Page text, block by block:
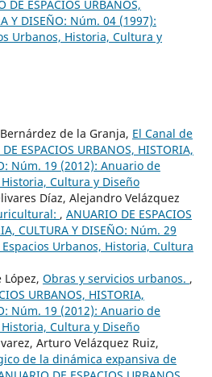
DE ESPACIOS URBANOS,
Y DISEÑO: Núm. 04 (1997):
Urbanos, Historia, Cultura y
de la Granja, El Canal de
ESPACIOS URBANOS, HISTORIA,
Núm. 19 (2012): Anuario de
Cultura y Diseño
Díaz, Alejandro Velázquez
, ANUARIO DE ESPACIOS
CULTURA Y DISEÑO: Núm. 29
Urbanos, Historia, Cultura
López, Obras y servicios urbanos. ,
URBANOS, HISTORIA,
Núm. 19 (2012): Anuario de
Cultura y Diseño
Arturo Velázquez Ruiz,
de la dinámica expansiva de